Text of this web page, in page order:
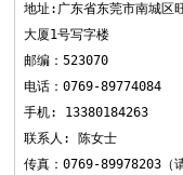
地址:广东省东莞市南城区
大厦1号写字楼
邮编：523070
电话：0769-89774084
手机: 13380184263
联系人: 陈女士
传真：0769-89978203（